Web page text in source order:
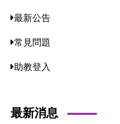
最新公告
常見問題
助教登入
最新消息